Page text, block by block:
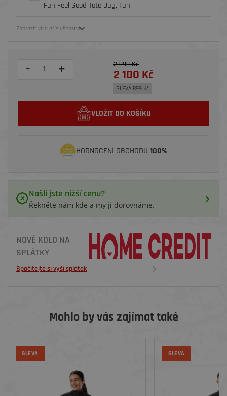
Fun Feel Good Tote Bag, Tan
Zobrazit více příslušenství
- + 2 999 Kč
2 100 Kč
SLEVA 899 Kč
VLOŽIT DO KOŠÍKU
HODNOCENÍ OBCHODU 100%
Našli jste nižší cenu?
Řekněte nám kde a my ji dorovnáme.
NOVÉ KOLO NA
SPLÁTKY
Spočítejte si výši splátek
Mohlo by vás zajímat také
SLEVA SLEVA